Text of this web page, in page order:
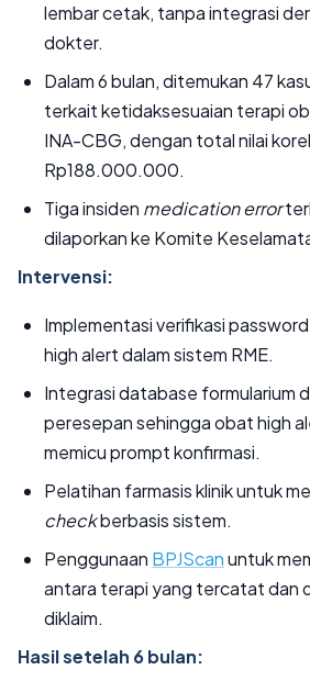
lembar cetak, tanpa integrasi
dokter.
Dalam 6 bulan, ditemukan 47
terkait ketidaksesuaian terapi
INA-CBG, dengan total nilai
Rp188.000.000.
Tiga insiden medication error
dilaporkan ke Komite
Intervensi:
Implementasi verifikasi
high alert dalam sistem RME.
Integrasi database formularium
peresepan sehingga obat high
memicu prompt konfirmasi.
Pelatihan farmasis klinik untuk
checkberbasis sistem.
Penggunaan BPJScanuntuk
antara terapi yang tercatat dan
diklaim.
Hasil setelah 6 bulan: